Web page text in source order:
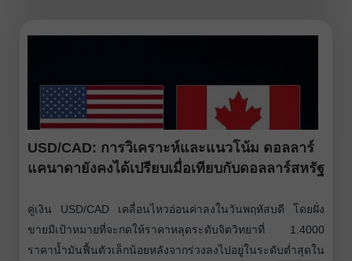
USD/CAD: การวิเคราะห์และแนวโน้ม ดอลลาร์
แคนาดายังคงได้เปรียบเมื่อเทียบกับดอลลาร์สหรัฐ
คู่เงิน USD/CAD เคลื่อนไหวอ่อนค่าลงในวันพฤหัสบดี โดยฝั่ง
ขายมีเป้าหมายที่จะกดให้ราคาหลุดระดับจิตวิทยาที่ 1.4000
ราคาน้ำมันฟื้นตัวเล็กน้อยหลังจากร่วงลงไปอยู่ในระดับต่ำสุดใน